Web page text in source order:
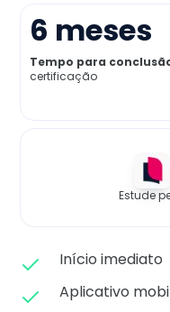
Já sou aluno
6 meses
Tempo para
certificação
Estude
Início imediato
Aplicativo